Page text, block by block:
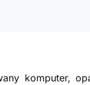
komputer,